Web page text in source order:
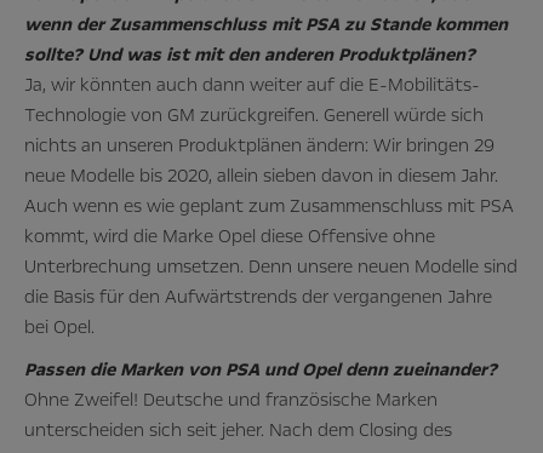
wenn der Zusammenschluss mit PSA zu Stande kommen
sollte? Und was ist mit den anderen Produktplänen?
Ja, wir könnten auch dann weiter auf die E-Mobilitäts-
Technologie von GM zurückgreifen. Generell würde sich
nichts an unseren Produktplänen ändern: Wir bringen 29
neue Modelle bis 2020, allein sieben davon in diesem Jahr.
Auch wenn es wie geplant zum Zusammenschluss mit PSA
kommt, wird die Marke Opel diese Offensive ohne
Unterbrechung umsetzen. Denn unsere neuen Modelle sind
die Basis für den Aufwärtstrends der vergangenen Jahre
bei Opel.
Passen die Marken von PSA und Opel denn zueinander?
Ohne Zweifel! Deutsche und französische Marken
unterscheiden sich seit jeher. Nach dem Closing des